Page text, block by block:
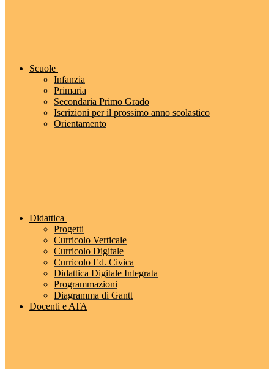
Scuole
Infanzia
Primaria
Secondaria Primo Grado
Iscrizioni per il prossimo anno scolastico
Orientamento
Didattica
Progetti
Curricolo Verticale
Curricolo Digitale
Curricolo Ed. Civica
Didattica Digitale Integrata
Programmazioni
Diagramma di Gantt
Docenti e ATA